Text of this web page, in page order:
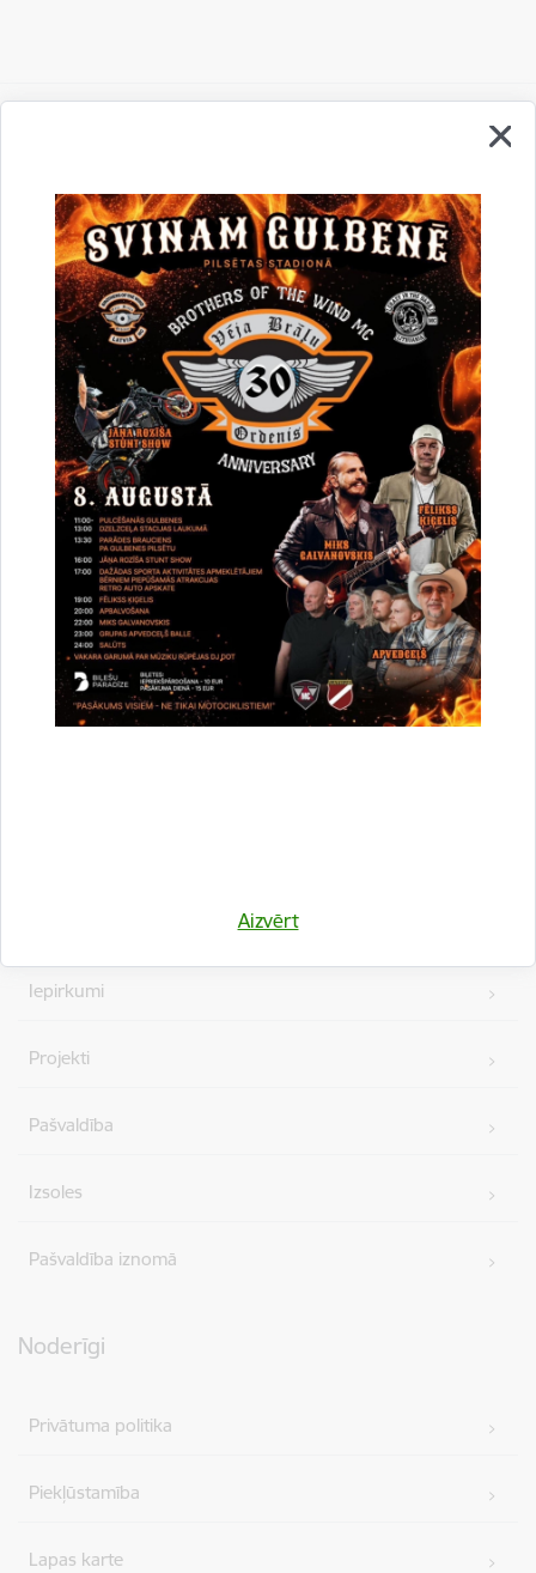
Aizvērt
Vai šī informācija bija noderīga?
Sniegt atsauksmi
Esi pirmais, kurš uzzina!
Piesakies jaunumu saņemšanai savā e-pastā.
Iepirkumi
Projekti
Pašvaldība
Izsoles
Pašvaldība iznomā
Noderīgi
Privātuma politika
Piekļūstamība
Lapas karte